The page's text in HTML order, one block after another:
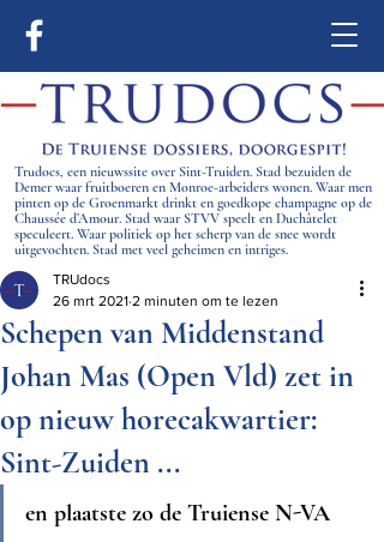
Trudocs, een nieuwssite over Sint-Truiden. Stad bezuiden de
Demer waar fruitboeren en Monroe-arbeiders wonen. Waar men
pinten op de Groenmarkt drinkt en goedkope champagne op de
Chaussée d’Amour. Stad waar STVV speelt en Duchâtelet
speculeert. Waar politiek op het scherp van de snee wordt
uitgevochten. Stad met veel geheimen en intriges.
Schepen van Middenstand
Johan Mas (Open Vld) zet in
op nieuw horecakwartier:
Sint-Zuiden ...
TRUdocs
26 mrt 2021 2 minuten om te lezen
en plaatste zo de Truiense N-VA